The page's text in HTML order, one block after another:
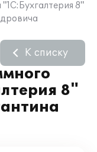
8"
8"
К списку